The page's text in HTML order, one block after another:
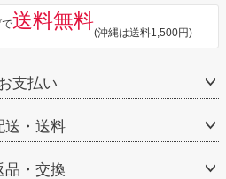
送料無料
(沖縄は送料1,500円)
支払い
送・送料
品・交換